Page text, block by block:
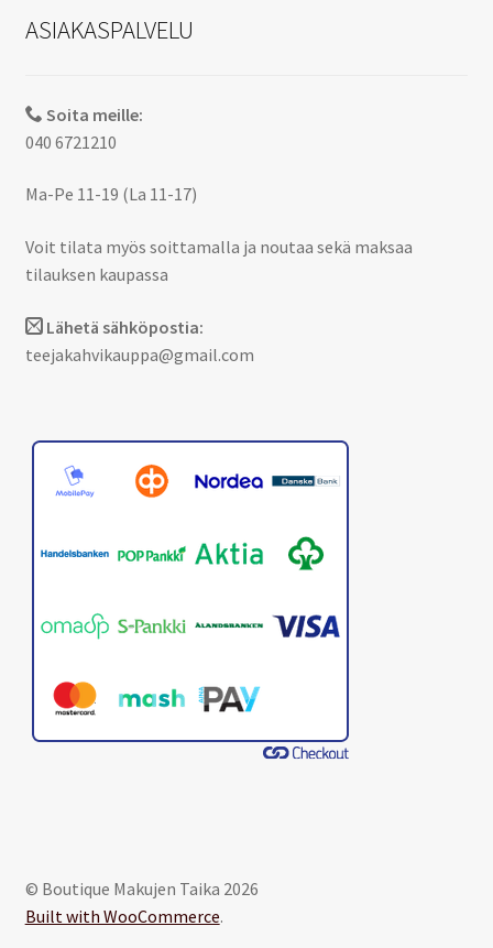
ASIAKASPALVELU
Soita meille:
040 6721210
Ma-Pe 11-19 (La 11-17)
Voit tilata myös soittamalla ja noutaa sekä maksaa
tilauksen kaupassa
Lähetä sähköpostia:
teejakahvikauppa@gmail.com
© Boutique Makujen Taika 2026
Built with WooCommerce.